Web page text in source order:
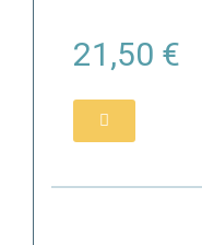
21,50 €